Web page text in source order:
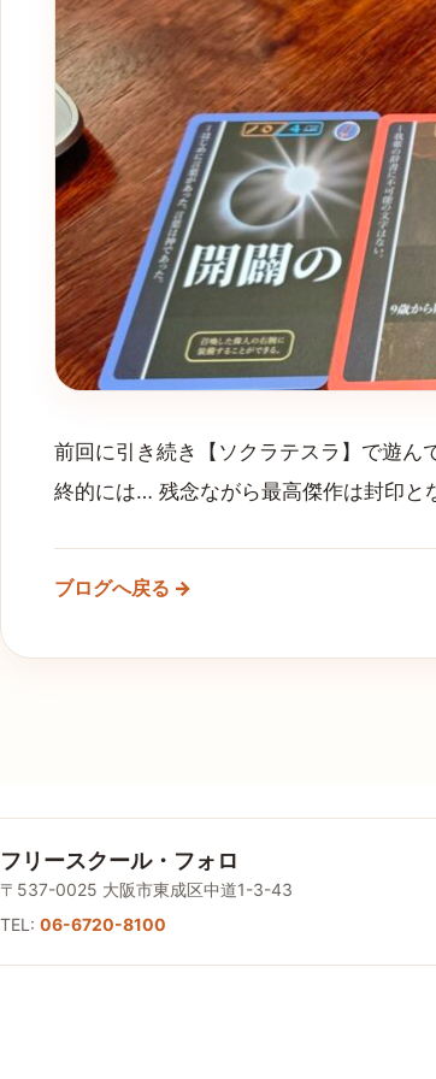
前回に引き続き【ソクラテスラ】で遊ん
終的には… 残念ながら最高傑作は封印と
ブログへ戻る →
フリースクール・フォロ
〒537-0025 大阪市東成区中道1-3-43
TEL: 06-6720-8100